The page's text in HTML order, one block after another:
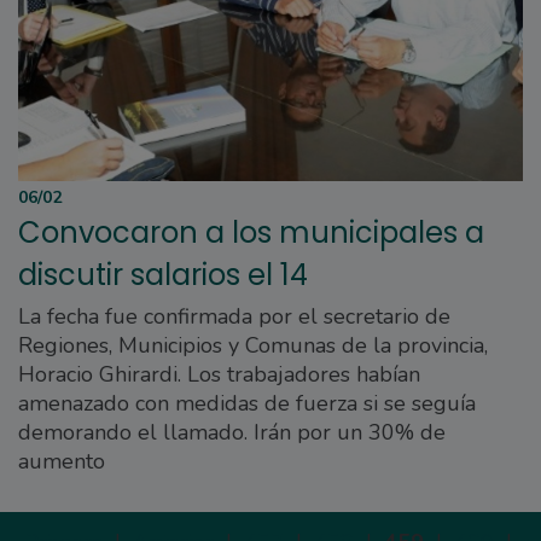
06/02
Convocaron a los municipales a
discutir salarios el 14
La fecha fue confirmada por el secretario de
Regiones, Municipios y Comunas de la provincia,
Horacio Ghirardi. Los trabajadores habían
amenazado con medidas de fuerza si se seguía
demorando el llamado. Irán por un 30% de
aumento